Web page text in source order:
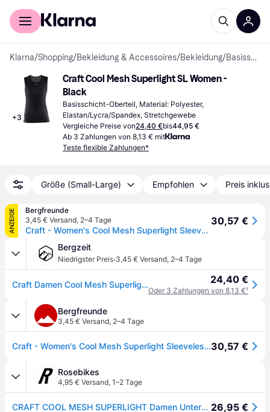
Für Shopper
Klarna/Shopping/Bekleidung & Accessoires/Bekleidung/ Basisschicht-Oberteile
+3
Craft Cool Mesh Superlight SL Women -
Black
Basisschicht-Oberteil, Material: Polyester,
Elastan/Lycra/Spandex, Stretchgewebe
Vergleiche Preise von24,40 €bis44,95 €
Ab 3 Zahlungen von 8,13 € mit
Teste flexible Zahlungen*
Größe (Small-Large) Empfohlen Preis
ANZEIGE
Bergfreunde
3,45 € Versand, 2–4 Tage
Craft - Women's Cool Mesh Superlight Sleeveless - Top Gr XL schwarz
30,57 €
Bergzeit
Niedrigster Preis·3,45 € Versand, 2–4 Tage
Craft Damen Cool Mesh Superlight SL Top 24,40 €
Oder 3 Zahlungen von 8,13 €¹
Bergfreunde
3,45 € Versand, 2–4 Tage
Craft - Women's Cool Mesh Superlight Sleeveless - Top Gr S schwarz30,57 €
Rosebikes
4,95 € Versand, 1–2 Tage
CRAFT COOL MESH SUPERLIGHT Damen Unterhemd ärmellos 26,95 €